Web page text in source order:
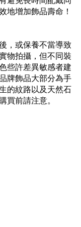
地增加飾品壽命！
，或保養不當導致
物拍攝，但不同裝
些許差異敏感者建
牌飾品大部分為手
的紋路以及天然石
買前請注意。